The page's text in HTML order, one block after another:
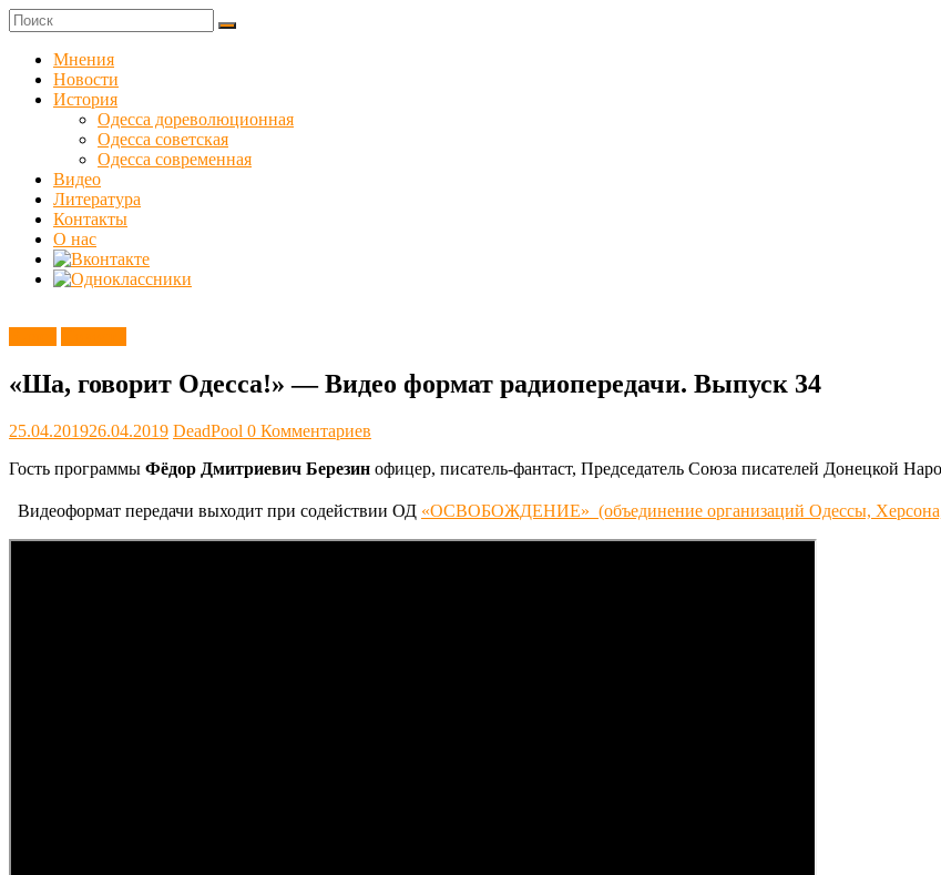
Skip
to
content
Куликовец
Сайт
одесского
сопротивления
Мнения
Новости
История
Одесса дореволюционная
Одесса советская
Одесса современная
Видео
Литература
Контакты
О нас
«Ша, говорит Одесса!» — Видео формат радиопередачи. Выпуск 34
25.04.201926.04.2019 DeadPool 0 Комментариев
Гость программы Фёдор Дмитриевич Березин офицер, писатель-фантаст, Председатель Союза писателей Донецкой
Видеоформат передачи выходит при содействии ОД «ОСВОБОЖДЕНИЕ» (объединение организаций Одессы,